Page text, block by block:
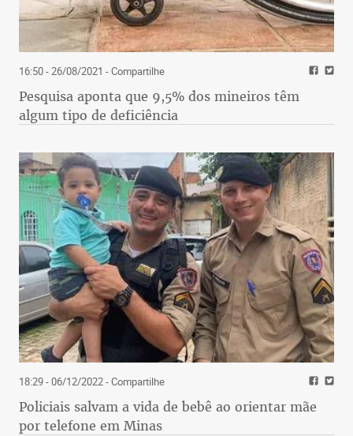
16:50 - 26/08/2021 - Compartilhe
Pesquisa aponta que 9,5% dos mineiros têm
algum tipo de deficiência
18:29 - 06/12/2022- Compartilhe
Policiais salvam a vida de bebê ao orientar mãe
por telefone em Minas